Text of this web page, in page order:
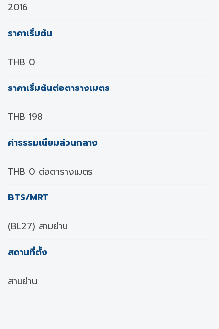
2016
ราคาเริ่มต้น
THB 0
ราคาเริ่มต้นต่อตารางเมตร
THB 198
ค่าธรรมเนียมส่วนกลาง
THB 0 ต่อตารางเมตร
BTS/MRT
(BL27) สามย่าน
สถานที่ตั้ง
สามย่าน